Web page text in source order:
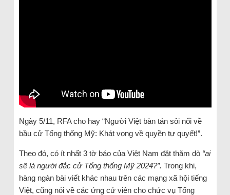
Ngày 5/11, RFA cho hay “Người Việt bàn tán sôi nổi về
bầu cử Tổng thống Mỹ: Khát vọng về quyền tự quyết!”.
Theo đó, có ít nhất 3 tờ báo của Việt Nam đặt thăm dò “ai
sẽ là người đắc cử Tổng thống Mỹ 2024?”. Trong khi,
hàng ngàn bài viết khác nhau trên các mạng xã hội tiếng
Việt, cũng nói về các ứng cử viên cho chức vụ Tổng